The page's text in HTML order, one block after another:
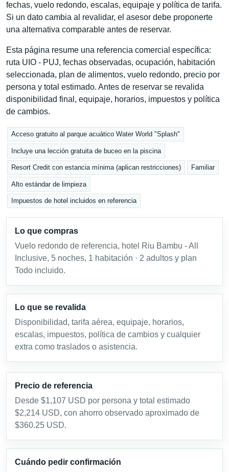
fechas, vuelo redondo, escalas, equipaje y política de tarifa.
Si un dato cambia al revalidar, el asesor debe proponerte
una alternativa comparable antes de reservar.
Esta página resume una referencia comercial específica:
ruta UIO - PUJ, fechas observadas, ocupación, habitación
seleccionada, plan de alimentos, vuelo redondo, precio por
persona y total estimado. Antes de reservar se revalida
disponibilidad final, equipaje, horarios, impuestos y política
de cambios.
Acceso gratuito al parque acuático Water World "Splash"
Incluye una lección gratuita de buceo en la piscina
Resort Credit con estancia mínima (aplican restricciones) Familiar
Alto estándar de limpieza
Impuestos de hotel incluidos en referencia
Lo que compras
Vuelo redondo de referencia, hotel Riu Bambu - All
Inclusive, 5 noches, 1 habitación · 2 adultos y plan
Todo incluido.
Lo que se revalida
Disponibilidad, tarifa aérea, equipaje, horarios,
escalas, impuestos, política de cambios y cualquier
extra como traslados o asistencia.
Precio de referencia
Desde $1,107 USD por persona y total estimado
$2,214 USD, con ahorro observado aproximado de
$360.25 USD.
Cuándo pedir confirmación